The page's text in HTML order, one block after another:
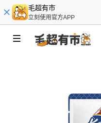
毛超有市
立刻使用官方APP